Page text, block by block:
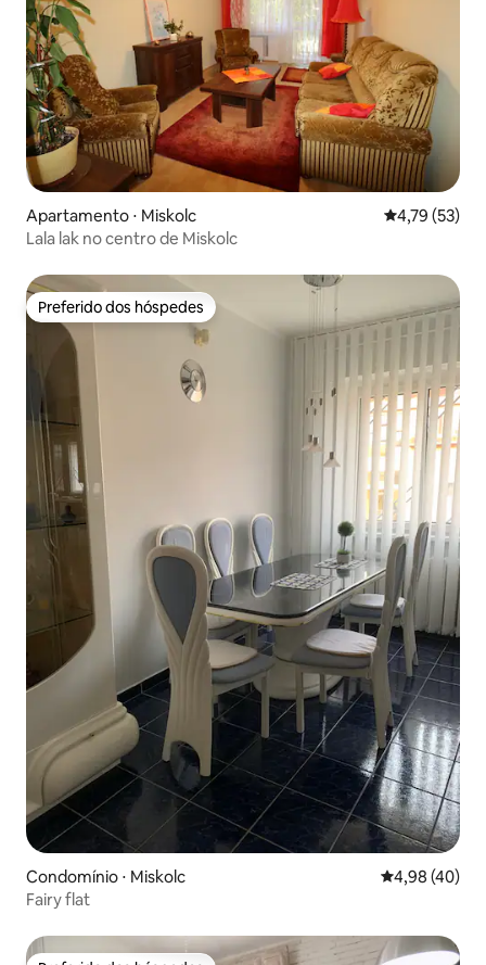
Apartamento ⋅ Miskolc 4,79 de uma
4,79 (53)
Lala lak no centro de Miskolc
Preferido dos hóspedes
Preferido dos hóspedes
Condomínio ⋅ Miskolc 4,98 de uma
4,98 (40)
Fairy flat